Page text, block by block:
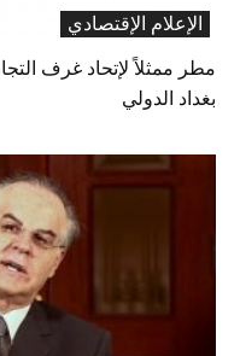
الإعلام الإقتصادي
مطر ممثلاً لإتحاد غرف
بغداد الدولي